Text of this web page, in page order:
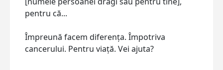
pentru că...
Împreună facem diferența. Împotriva
cancerului. Pentru viață. Vei ajuta?